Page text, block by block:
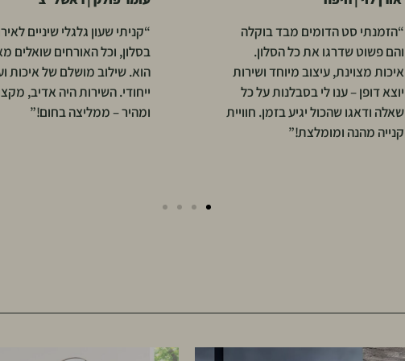
“קניתי שעון גלגלי שיניים לאירוח
בסלון, וכל האורחים שואלים מאיפה
הוא. שילוב מושלם של איכות ועיצוב
ייחודי. השירות היה אדיב, מקצועי
ומהיר – ממליצה בחום!”
“רכשתי שולחן צד עץ מנגו
גדולה. המוצרים הגיעו בדיוק
בתמונות, אפילו יפים יותר.
קנייה חלקה, אתר נוח ומשלוח
תודה על שירות ברמה גבוהה!”